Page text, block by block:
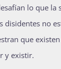
lo que la
disidentes no
que
y existir.